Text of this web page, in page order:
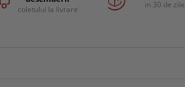
coletului la livrare in 30 de zile